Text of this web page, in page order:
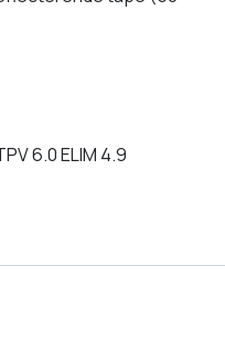
6.0 ELIM 4.9